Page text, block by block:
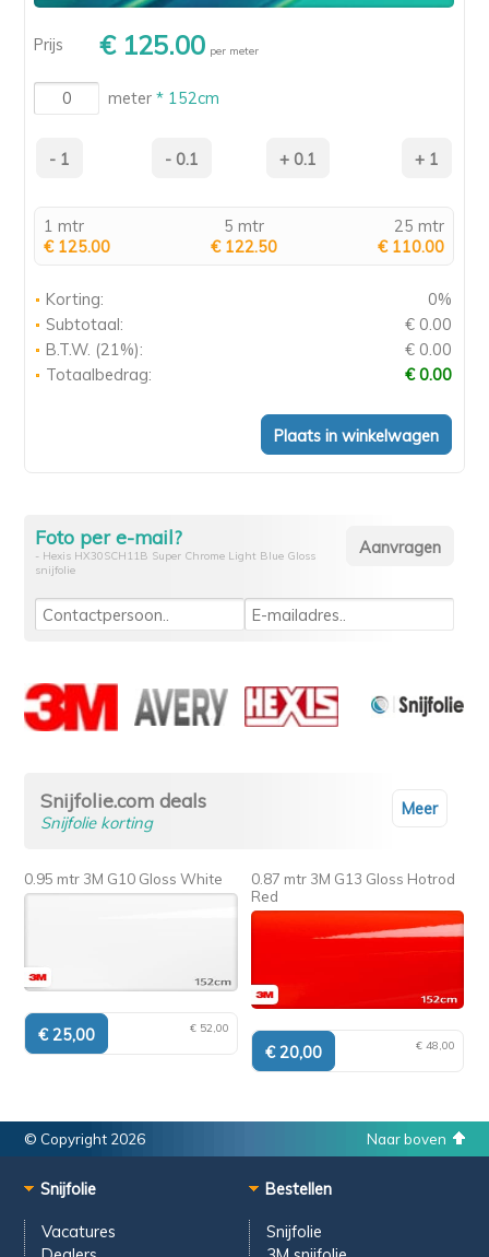
Prijs € 125.00 per meter
meter* 152cm
1 mtr
€ 125.00
5 mtr
€ 122.50
25 mtr
€ 110.00
Korting:
0%
Subtotaal:
€ 0.00
B.T.W. (21%):
€ 0.00
Totaalbedrag:
€ 0.00
Foto per e-mail?
- Hexis HX30SCH11B Super Chrome Light Blue Gloss
snijfolie
Meer
Snijfolie.com deals
Snijfolie korting
0.95 mtr 3M G10 Gloss White
€ 52,00
0.87 mtr 3M G13 Gloss Hotrod
Red
€ 48,00
Naar boven
© Copyright 2026
Snijfolie
Vacatures
Bestellen
Snijfolie